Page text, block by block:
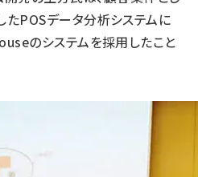
POSデータ分析システムに
のシステムを採用したこと